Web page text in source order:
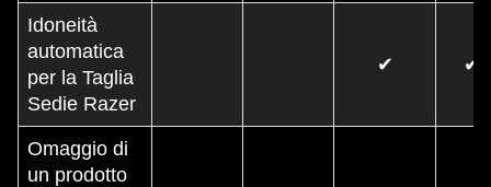
Idoneità
automatica
per la Taglia
Sedie Razer
✔ ✔
Omaggio di
un prodotto